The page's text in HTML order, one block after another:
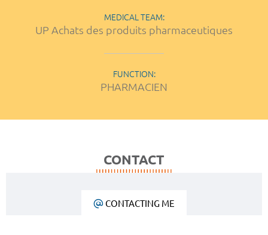
MEDICAL TEAM:
UP Achats des produits pharmaceutiques
FUNCTION:
PHARMACIEN
CONTACT
CONTACTING ME